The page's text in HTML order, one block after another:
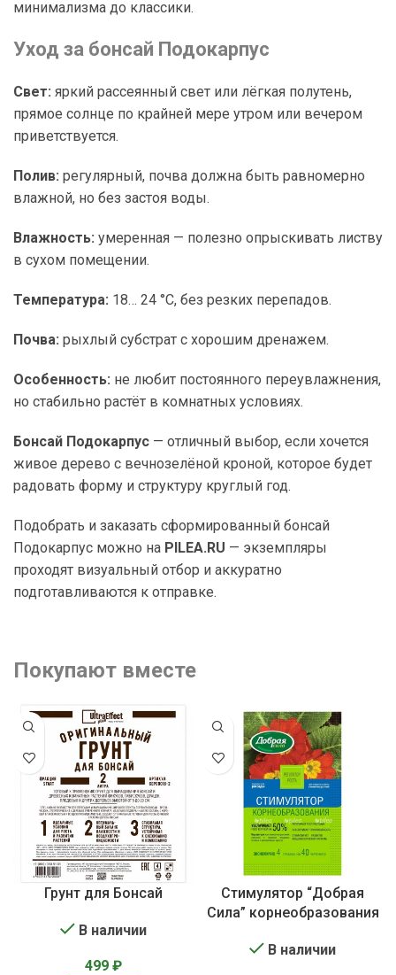
минимализма до классики.
Уход за бонсай Подокарпус
Свет: яркий рассеянный свет или лёгкая полутень,
прямое солнце по крайней мере утром или вечером
приветствуется.
Полив: регулярный, почва должна быть равномерно
влажной, но без застоя воды.
Влажность: умеренная — полезно опрыскивать листву
в сухом помещении.
Температура: 18… 24 °C, без резких перепадов.
Почва: рыхлый субстрат с хорошим дренажем.
Особенность: не любит постоянного переувлажнения,
но стабильно растёт в комнатных условиях.
Бонсай Подокарпус — отличный выбор, если хочется
живое дерево с вечнозелёной кроной, которое будет
радовать форму и структуру круглый год.
Подобрать и заказать сформированный бонсай
Подокарпус можно на PILEA.RU — экземпляры
проходят визуальный отбор и аккуратно
подготавливаются к отправке.
Покупают вместе
Грунт для Бонсай
В наличии
499 ₽
Стимулятор “Добрая
Сила” корнеобразования
В наличии